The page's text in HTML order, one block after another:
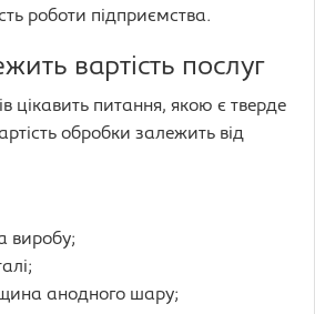
роботи підприємства.
вартість послуг
цікавить питання, якою є тверде
обробки залежить від
виробу;
анодного шару;